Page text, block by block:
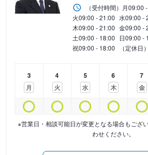
（受付時間） 月09:00
火09:00 - 21:00 水09:00 -
木09:00 - 21:00 金09:00 -
土09:00 - 18:00 日09:00 -
祝09:00 - 18:00 （定休日
3
月
4
火
5
水
6
木
7
金
※営業日・相談可能日が変更となる場合もござ
わせください。